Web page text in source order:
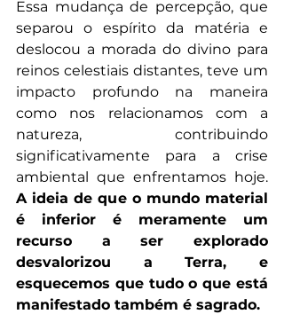
Essa mudança de percepção, que
separou o espírito da matéria e
deslocou a morada do divino para
reinos celestiais distantes, teve um
impacto profundo na maneira
como nos relacionamos com a
natureza, contribuindo
significativamente para a crise
A ideia de que o mundo material
é inferior é meramente um
recurso a ser explorado
desvalorizou a Terra, e
esquecemos que tudo o que está
manifestado também é sagrado.